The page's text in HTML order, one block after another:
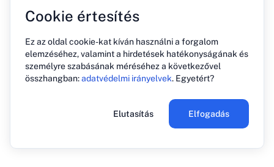
Cookie értesítés
Ez az oldal cookie-kat kíván használni a forgalom
elemzéséhez, valamint a hirdetések hatékonyságának és
személyre szabásának méréséhez a következővel
összhangban:adatvédelmi irányelvek. Egyetért?
Elutasítás Elfogadás
RólunkBlogSajtóKapcsolatAdatvédelmi irányelvek
© 2026 PREHOST. Minden jog fenntartva